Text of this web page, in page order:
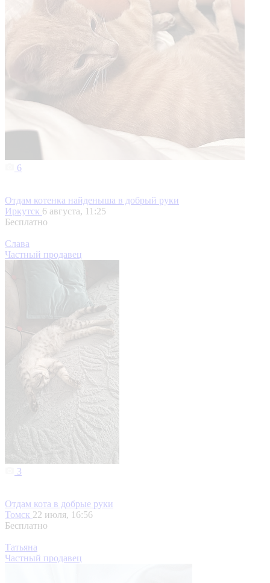
6
Отдам котенка найденыша в добрый руки
Иркутск 6 августа, 11:25
Бесплатно
Слава
Частный продавец
3
Отдам кота в добрые руки
Томск 22 июля, 16:56
Бесплатно
Татьяна
Частный продавец